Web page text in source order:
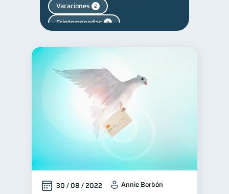
Vacaciones 2
Criptomonedas 2
Cuenta Inactiva
Finanzas en Pareja
Salud mental
Finanzas personales 44
Manejo de deudas 31
Educación financiera
Finanzas para jóvenes
Control de deudas 30
Finanzas familiares 25
30 / 08 / 2022 Annie Borbón